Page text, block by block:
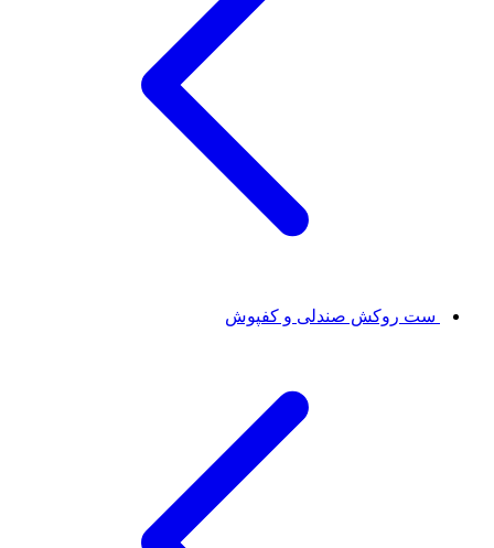
ست روکش صندلی و کفپوش